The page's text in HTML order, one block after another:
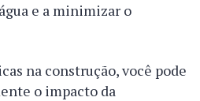
e a minimizar o
na construção, você pode
o impacto da